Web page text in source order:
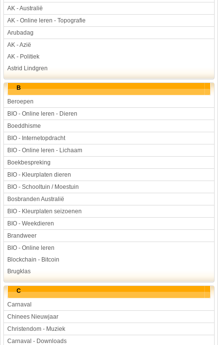
Natuur en milieu
Personen
Verkeer en vervoer
Vroeger
Wetenschap en techniek
AK - Australië
AK - Online leren - Topografie
Arubadag
AK - Azië
AK - Politiek
Astrid Lindgren
B
Beroepen
BIO - Online leren - Dieren
Boeddhisme
BIO - Internetopdracht
BIO - Online leren - Lichaam
Boekbespreking
BIO - Kleurplaten dieren
BIO - Schooltuin / Moestuin
Bosbranden Australië
BIO - Kleurplaten seizoenen
BIO - Weekdieren
Brandweer
BIO - Online leren
Blockchain - Bitcoin
Brugklas
C
Carnaval
Chinees Nieuwjaar
Christendom - Muziek
Carnaval - Downloads